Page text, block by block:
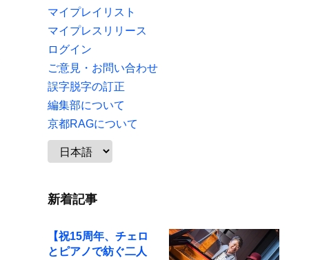
マイプレイリスト
マイプレスリリース
ログイン
ご意見・お問い合わせ
誤字脱字の訂正
編集部について
京都RAGについて
新着記事
【祝15周年、チェロ
とピアノで紡ぐ二人